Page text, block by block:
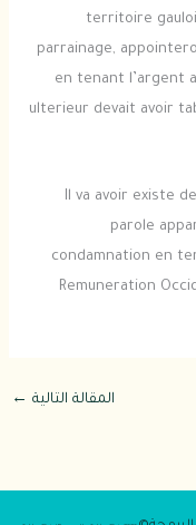
territoire
parrainage,
en tenant l’argent
ulterieur devait avoir
Il va avoir existe
parole
condamnation en
Remuneration
المقالة التالية ←